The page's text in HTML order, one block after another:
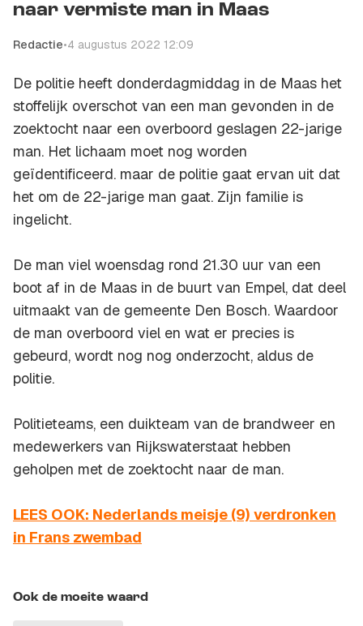
naar vermiste man in Maas
Redactie•4 augustus 2022 12:09
De politie heeft donderdagmiddag in de Maas het
stoffelijk overschot van een man gevonden in de
zoektocht naar een overboord geslagen 22-jarige
man. Het lichaam moet nog worden
geïdentificeerd. maar de politie gaat ervan uit dat
het om de 22-jarige man gaat. Zijn familie is
ingelicht.
De man viel woensdag rond 21.30 uur van een
boot af in de Maas in de buurt van Empel, dat deel
uitmaakt van de gemeente Den Bosch. Waardoor
de man overboord viel en wat er precies is
gebeurd, wordt nog nog onderzocht, aldus de
politie.
Politieteams, een duikteam van de brandweer en
medewerkers van Rijkswaterstaat hebben
geholpen met de zoektocht naar de man.
LEES OOK: Nederlands meisje (9) verdronken
in Frans zwembad
Ook de moeite waard